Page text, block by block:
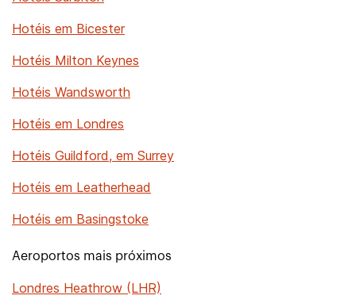
Hotéis em Bicester
Hotéis Milton Keynes
Hotéis Wandsworth
Hotéis em Londres
Hotéis Guildford, em Surrey
Hotéis em Leatherhead
Hotéis em Basingstoke
Aeroportos mais próximos
Londres Heathrow (LHR)